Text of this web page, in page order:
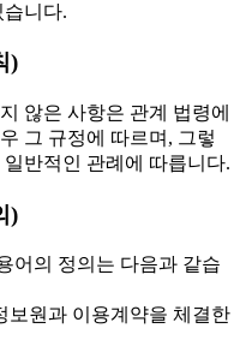
니다.
)
않은 사항은 관계 법령에
그 규정에 따르며, 그렇
반적인 관례에 따릅니다.
)
어의 정의는 다음과 같습
원과 이용계약을 체결한